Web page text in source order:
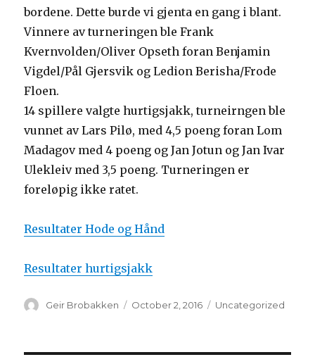
bordene. Dette burde vi gjenta en gang i blant.
Vinnere av turneringen ble Frank
Kvernvolden/Oliver Opseth foran Benjamin
Vigdel/Pål Gjersvik og Ledion Berisha/Frode
Floen.
14 spillere valgte hurtigsjakk, turneirngen ble
vunnet av Lars Pilø, med 4,5 poeng foran Lom
Madagov med 4 poeng og Jan Jotun og Jan Ivar
Ulekleiv med 3,5 poeng. Turneringen er
foreløpig ikke ratet.
Resultater Hode og Hånd
Resultater hurtigsjakk
Author
Geir Brobakken
Posted
October 2, 2016 Categories
Uncategorized